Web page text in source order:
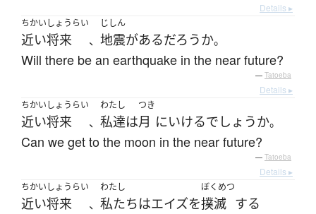
Details ▸
ちかいしょうらい
近い将来 、
じしん
地震があるだろうか。
Will there be an earthquake in the near future?
— Tatoeba
Details ▸
ちかいしょうらい
近い将来 、
わたし
私達は
つき
月 にいけるでしょうか。
Can we get to the moon in the near future?
— Tatoeba
Details ▸
ちかいしょうらい
近い将来 、
わたし
私たちはエイズを
ぼくめつ
撲滅 する